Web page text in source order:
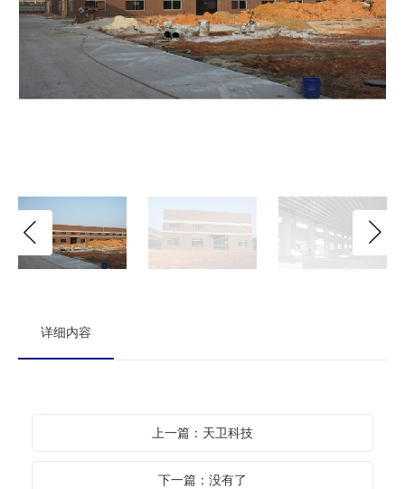
详细内容
上一篇：天卫科技
下一篇：没有了